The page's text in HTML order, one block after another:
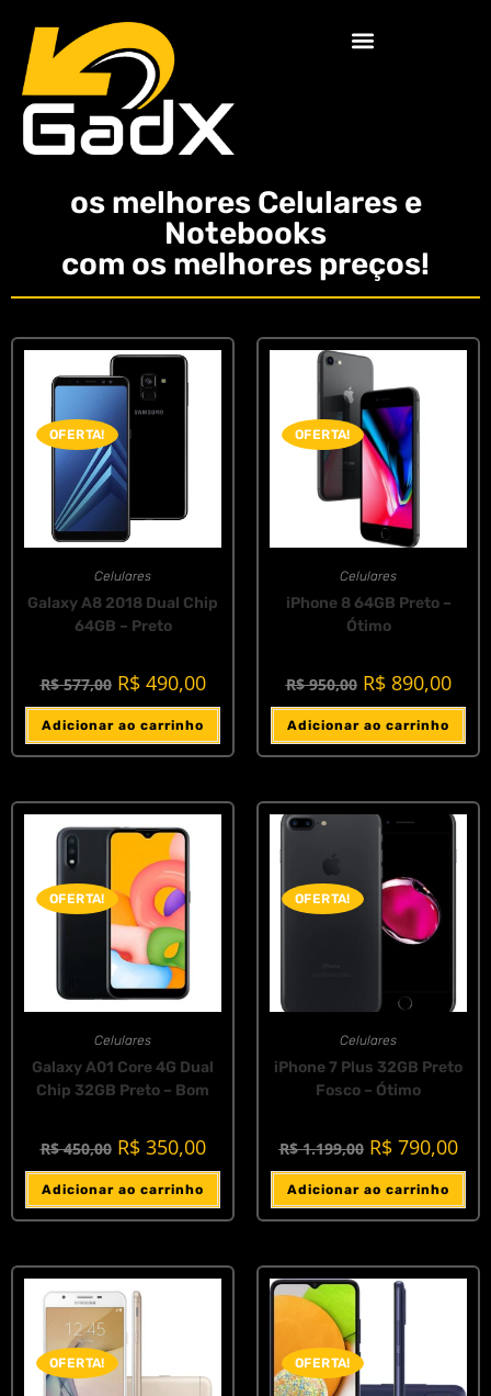
os melhores Celulares e
Notebooks
com os melhores preços!
OFERTA!
Celulares
Galaxy A8 2018 Dual Chip
64GB – Preto
R$577,00 R$490,00
Adicionar ao carrinho
OFERTA!
Celulares
iPhone 8 64GB Preto –
Ótimo
R$950,00 R$890,00
Adicionar ao carrinho
OFERTA!
Celulares
Galaxy A01 Core 4G Dual
Chip 32GB Preto – Bom
R$450,00 R$350,00
Adicionar ao carrinho
OFERTA!
Celulares
iPhone 7 Plus 32GB Preto
Fosco – Ótimo
R$1.199,00 R$790,00
Adicionar ao carrinho
OFERTA! OFERTA!